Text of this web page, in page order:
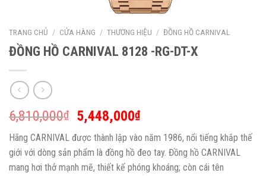
TRANG CHỦ / CỬA HÀNG / THƯƠNG HIỆU / ĐỒNG HỒ CARNIVAL
ĐỒNG HỒ CARNIVAL 8128 -RG-DT-X
6,810,000₫ 5,448,000₫
Hãng CARNIVAL được thành lập vào năm 1986, nổi tiếng khắp thế
giới với dòng sản phẩm là đồng hồ đeo tay. Đồng hồ CARNIVAL
mang hơi thở mạnh mẽ, thiết kế phóng khoáng; còn cái tên